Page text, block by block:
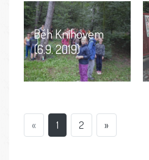
Běh Knihovem
(6.9. 2019)
« 1 2 »